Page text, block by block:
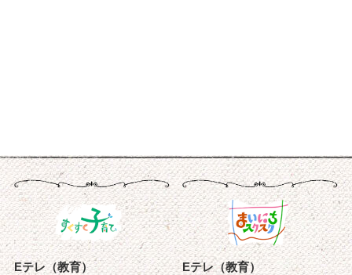
Eテレ（教育） Eテレ（教育）